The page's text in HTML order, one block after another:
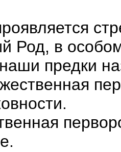
Род, в
предки